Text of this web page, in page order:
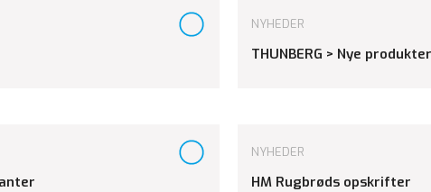
NYHEDER
THUNBERG > Nye
NYHEDER
HM Rugbrøds opskrifter